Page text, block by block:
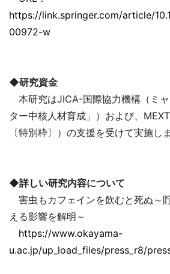
https://link.springer.com/article/
00972-w
◆研究資金
本研究はJICA-国際協力機構（ミ
ター中核人材育成」）および、
〔特別枠〕）の支援を受けて実施し
◆詳しい研究内容について
害虫もカフェインを飲むと死ぬ～
える影響を解明～
https://www.okayama-
u.ac.jp/up_load_files/press_r8/